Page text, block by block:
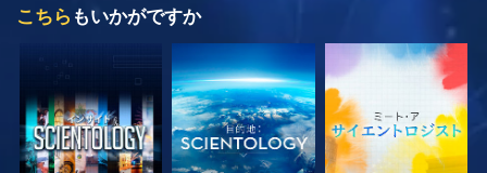
こちら もいかがですか